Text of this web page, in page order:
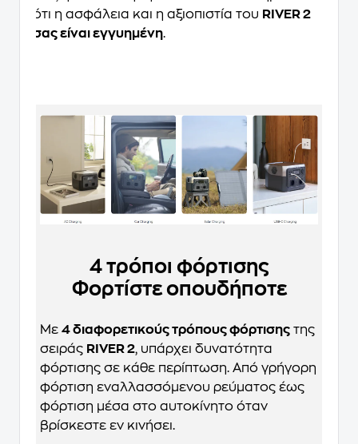
ότι η ασφάλεια και η αξιοπιστία του RIVER 2
σας είναι εγγυημένη.
4 τρόποι φόρτισης
Φορτίστε οπουδήποτε
Με 4 διαφορετικούς τρόπους φόρτισης της
σειράς RIVER 2, υπάρχει δυνατότητα
φόρτισης σε κάθε περίπτωση. Από γρήγορη
φόρτιση εναλλασσόμενου ρεύματος έως
φόρτιση μέσα στο αυτοκίνητο όταν
βρίσκεστε εν κινήσει.